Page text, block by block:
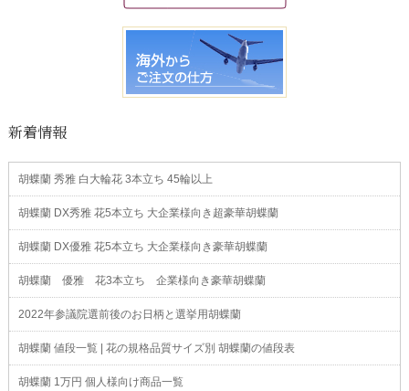
新着情報
胡蝶蘭 秀雅 白大輪花 3本立ち 45輪以上
胡蝶蘭 DX秀雅 花5本立ち 大企業様向き超豪華胡蝶蘭
胡蝶蘭 DX優雅 花5本立ち 大企業様向き豪華胡蝶蘭
胡蝶蘭 優雅 花3本立ち 企業様向き豪華胡蝶蘭
2022年参議院選前後のお日柄と選挙用胡蝶蘭
胡蝶蘭 値段一覧 | 花の規格品質サイズ別 胡蝶蘭の値段表
胡蝶蘭 1万円 個人様向け商品一覧